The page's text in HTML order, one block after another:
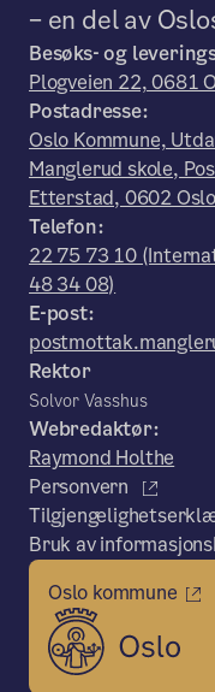
– en del av
Besøks- og
Plogveien 22, 0681
Postadresse:
Oslo Kommune,
Manglerud skole,
Etterstad, 0602 Oslo
Telefon:
22 75 73 10
48 34 08)
E-post:
Rektor
Solvor Vasshus
Webredaktør:
Raymond Holthe
Personvern
Bruk av
Oslo kommune